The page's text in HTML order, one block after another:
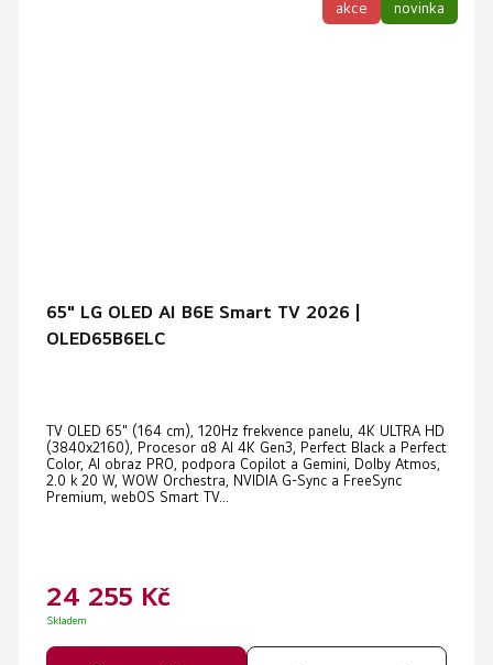
akce novinka
65" LG OLED AI B6E Smart TV 2026 |
OLED65B6ELC
TV OLED 65" (164 cm), 120Hz frekvence panelu, 4K ULTRA HD
(3840x2160), Procesor α8 AI 4K Gen3, Perfect Black a Perfect
Color, AI obraz PRO, podpora Copilot a Gemini, Dolby Atmos,
2.0 k 20 W, WOW Orchestra, NVIDIA G-Sync a FreeSync
Premium, webOS Smart TV...
24 255 Kč
Skladem